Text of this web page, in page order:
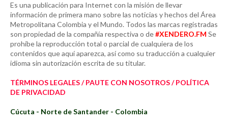
Es una publicación para Internet con la misión de llevar
información de primera mano sobre las noticias y hechos del Área
Metropolitana Colombia y el Mundo. Todos las marcas registradas
son propiedad de la compañía respectiva o de#XENDERO.FM Se
prohíbe la reproducción total o parcial de cualquiera de los
contenidos que aquí aparezca, así como su traducción a cualquier
idioma sin autorización escrita de su titular.
TÉRMINOS LEGALES / PAUTE CON NOSOTROS / POLÍTICA
DE PRIVACIDAD
Cúcuta - Norte de Santander - Colombia